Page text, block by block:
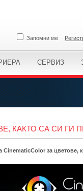
Запомни ме
СЕРВИЗ
КАКТО СА СИ
CinematicColor за цветове,